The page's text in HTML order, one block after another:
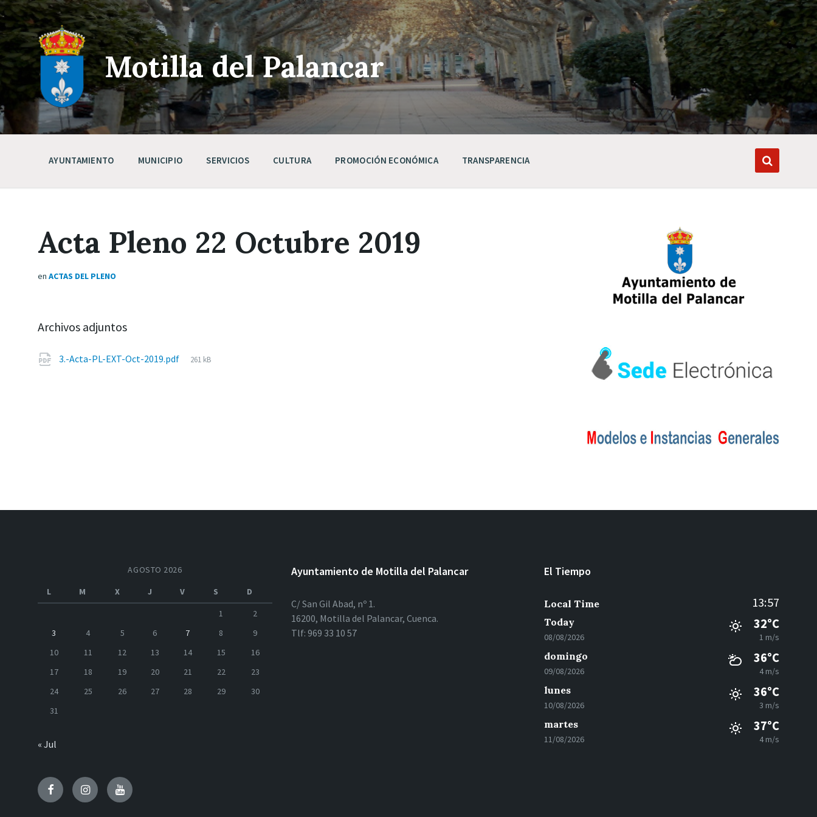
Skip
to
content
Saltar
a
la
navegación
principal
Saltar
a
pie
de
página
Motilla del Palancar
AYUNTAMIENTO MUNICIPIO SERVICIOS CULTURA PROMOCIÓN ECONÓMICA TRANSPARENCIA
Acta Pleno 22 Octubre 2019
en ACTAS DEL PLENO
Archivos adjuntos
3.-Acta-PL-EXT-Oct-2019.pdf
Tamaño
261 kB
AGOSTO 2026
L
M X J V S
D
1
2
3
4 5 6 7 8
9
10
11 12 13 14 15
16
17
18 19 20 21 22
23
24
25 26 27 28 29
30
31
« Jul
Ayuntamiento de Motilla del Palancar
C/ San Gil Abad, nº 1.
16200, Motilla del Palancar, Cuenca.
Tlf: 969 33 10 57
El Tiempo
Local Time 13:57
Today
08/08/2026
32°C
1 m/s
domingo
09/08/2026
36°C
4 m/s
lunes
10/08/2026
36°C
3 m/s
martes
11/08/2026
37°C
4 m/s
FacebookInstagramYoutube